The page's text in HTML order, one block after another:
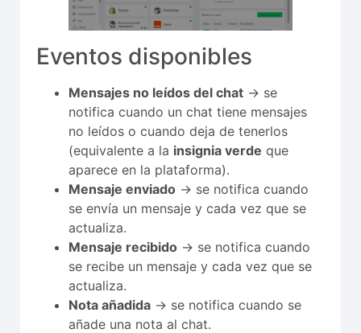
Eventos disponibles
Mensajes no leídos del chat → se
notifica cuando un chat tiene mensajes
no leídos o cuando deja de tenerlos
(equivalente a la insignia verde que
aparece en la plataforma).
Mensaje enviado → se notifica cuando
se envía un mensaje y cada vez que se
actualiza.
Mensaje recibido → se notifica cuando
se recibe un mensaje y cada vez que se
actualiza.
Nota añadida → se notifica cuando se
añade una nota al chat.